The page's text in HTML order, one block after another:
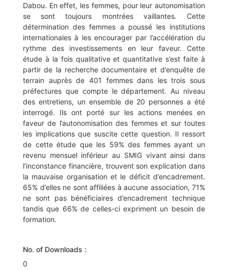
Dabou. En effet, les femmes, pour leur autonomisation
se sont toujours montrées vaillantes. Cette
détermination des femmes a poussé les institutions
internationales à les encourager par l’accélération du
rythme des investissements en leur faveur. Cette
étude à la fois qualitative et quantitative s’est faite à
partir de la recherche documentaire et d’enquête de
terrain auprès de 401 femmes dans les trois sous
préfectures que compte le département. Au niveau
des entretiens, un ensemble de 20 personnes a été
interrogé. Ils ont porté sur les actions menées en
faveur de l’autonomisation des femmes et sur toutes
les implications que suscite cette question. Il ressort
de cette étude que les 59% des femmes ayant un
revenu mensuel inférieur au SMIG vivant ainsi dans
l’inconstance financière, trouvent son explication dans
la mauvaise organisation et le déficit d’encadrement.
65% d’elles ne sont affiliées à aucune association, 71%
ne sont pas bénéficiaires d’encadrement technique
tandis que 66% de celles-ci expriment un besoin de
formation.
No. of Downloads :
0